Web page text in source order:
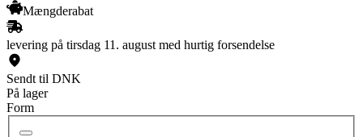
Mængderabat
levering på tirsdag 11. august med hurtig forsendelse
Sendt til DNK
På lager
Form